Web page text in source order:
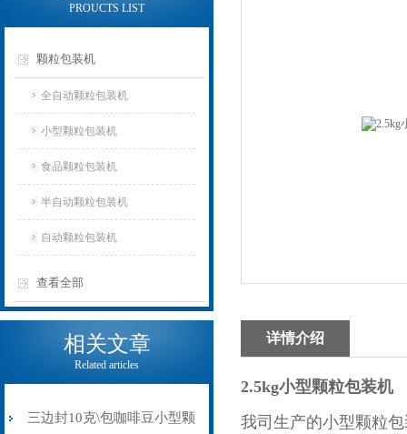
PROUCTS LIST
颗粒包装机
全自动颗粒包装机
小型颗粒包装机
食品颗粒包装机
半自动颗粒包装机
自动颗粒包装机
查看全部
相关文章
Related articles
三边封10克\包咖啡豆小型颗
详情介绍
2.5kg小型颗粒包装机
我司生产的小型颗粒